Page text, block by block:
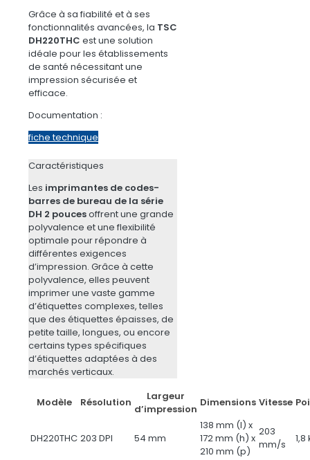
Grâce à sa fiabilité et à ses
fonctionnalités avancées, la TSC
DH220THC est une solution
idéale pour les établissements
de santé nécessitant une
impression sécurisée et
efficace.
Documentation :
fiche technique
Caractéristiques
Les imprimantes de codes-
barres de bureau de la série
DH 2 poucesoffrent une grande
polyvalence et une flexibilité
optimale pour répondre à
différentes exigences
d’impression. Grâce à cette
polyvalence, elles peuvent
imprimer une vaste gamme
d’étiquettes complexes, telles
que des étiquettes épaisses, de
petite taille, longues, ou encore
certains types spécifiques
d’étiquettes adaptées à des
marchés verticaux.
Modèle Résolution
Largeur
d’impression
Dimensions Vitesse
DH220THC 203 DPI 54 mm
138 mm (l) x
172 mm (h) x
210 mm (p)
203
mm/s
1,8